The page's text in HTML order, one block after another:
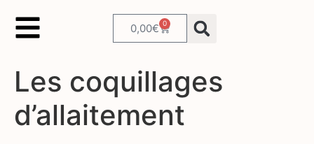
0,00€ 0
Les coquillages
d’allaitement